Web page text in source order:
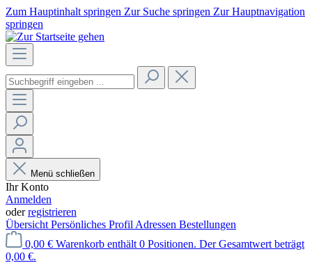
Zum Hauptinhalt springen Zur Suche springen Zur Hauptnavigation
springen
Menü schließen
Ihr Konto
Anmelden
oderregistrieren
Übersicht Persönliches Profil Adressen Bestellungen
0,00 € Warenkorb enthält 0 Positionen. Der Gesamtwert beträgt
0,00 €.